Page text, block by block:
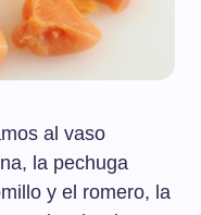
al vaso
la pechuga
y el romero, la